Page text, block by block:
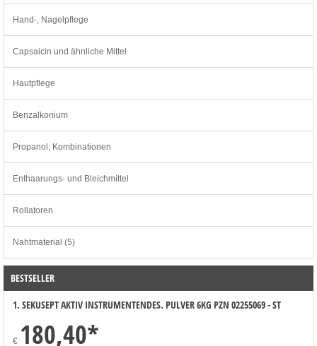
Hand-, Nagelpflege
Capsaicin und ähnliche Mittel
Hautpflege
Benzalkonium
Propanol, Kombinationen
Enthaarungs- und Bleichmittel
Rollatoren
Nahtmaterial (5)
BESTSELLER
1. SEKUSEPT AKTIV INSTRUMENTENDES. PULVER 6KG PZN 02255069 - ST
€ 180,40*